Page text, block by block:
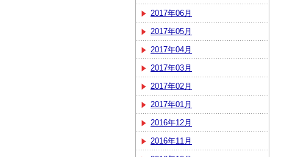
2017年06月
2017年05月
2017年04月
2017年03月
2017年02月
2017年01月
2016年12月
2016年11月